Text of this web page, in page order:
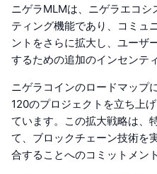
ニゲラMLMは、ニゲラエコ
ティング機能であり、コミュ
ントをさらに拡大し、ユーザ
するための追加のインセンテ
ニゲラコインのロードマップ
120のプロジェクトを立ち上
ています。この拡大戦略は、
て、ブロックチェーン技術を
合することへのコミットメン